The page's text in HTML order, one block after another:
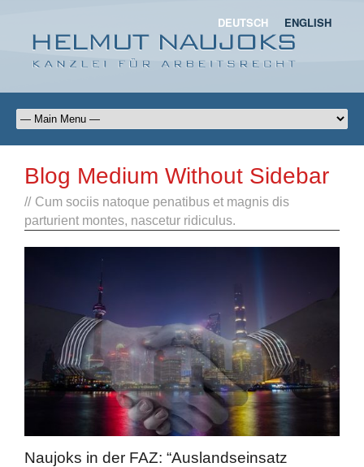
DEUTSCH ENGLISH
Blog Medium Without Sidebar
// Cum sociis natoque penatibus et magnis dis
parturient montes, nascetur ridiculus.
Naujoks in der FAZ: “Auslandseinsatz